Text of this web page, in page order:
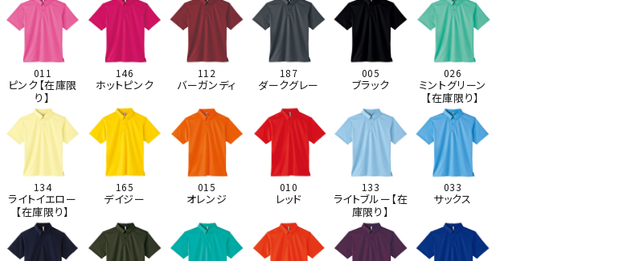
011
ピンク【在庫限
り】
146
ホットピンク
112
バーガンディ
187
ダークグレー
005
ブラック
026
ミントグリーン
【在庫限り】
134
ライトイエロー
【在庫限り】
165
デイジー
015
オレンジ
010
レッド
133
ライトブルー【在
庫限り】
033
サックス